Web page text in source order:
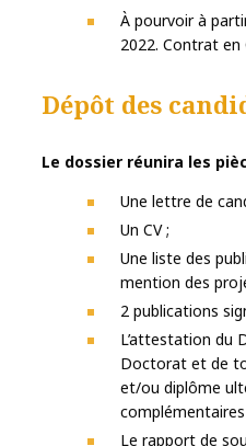
À pourvoir à
2022. Contrat en
Dépôt des
Le dossier réunira les
Une lettre de
Un CV ;
Une liste des
mention des
2 publications
L’attestation du
Doctorat et de
et/ou diplôme
complémentaires
Le rapport de